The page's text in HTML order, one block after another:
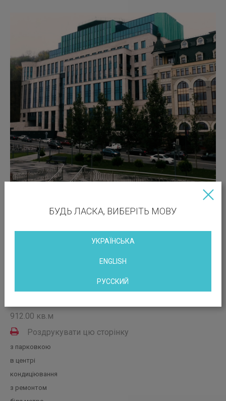
912.00 кв.м
Роздрукувати цю сторінку
з парковкою
в центрі
кондиціювання
з ремонтом
БУДЬ ЛАСКА, ВИБЕРІТЬ МОВУ
УКРАЇНСЬКА
ENGLISH
РУССКИЙ